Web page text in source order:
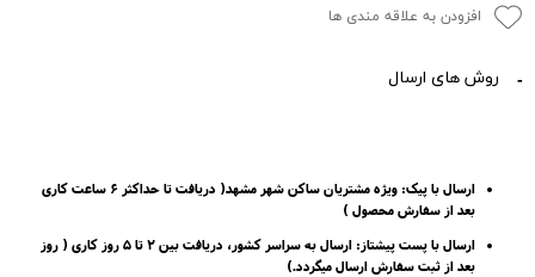
افزودن به علاقه مندی ها
روش های ارسال
ارسال با پیک: ویژه مشتریان ساکن شهر مشهد( دریافت تا حداکثر 6 ساعت کاری
بعد از سفارش محصول )
ارسال با پست پیشتاز: ارسال به سراسر کشور، دریافت بین 2 تا 5 روز کاری ( روز
بعد از ثبت سفارش ارسال میگردد.)